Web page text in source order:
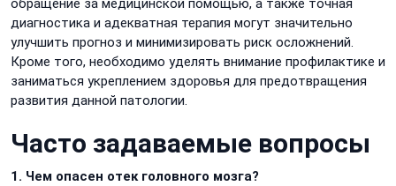
обращение за медицинской помощью, а также точная
диагностика и адекватная терапия могут значительно
улучшить прогноз и минимизировать риск осложнений.
Кроме того, необходимо уделять внимание профилактике и
заниматься укреплением здоровья для предотвращения
развития данной патологии.
Часто задаваемые вопросы
1. Чем опасен отек головного мозга?